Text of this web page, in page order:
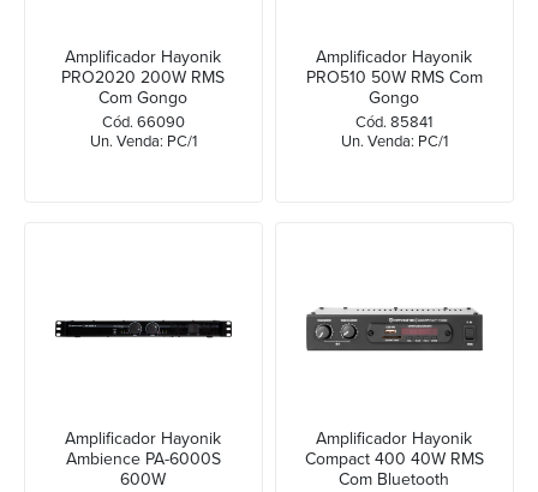
Amplificador Hayonik
PRO2020 200W RMS
Com Gongo
Cód. 66090
Un. Venda: PC/1
Amplificador Hayonik
PRO510 50W RMS Com
Gongo
Cód. 85841
Un. Venda: PC/1
Amplificador Hayonik
Ambience PA-6000S
600W
Amplificador Hayonik
Compact 400 40W RMS
Com Bluetooth